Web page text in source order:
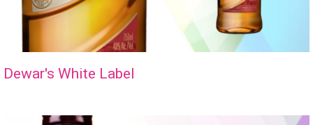
Dewar's White Label